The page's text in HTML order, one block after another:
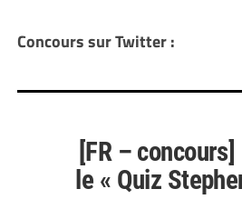
Concours sur Twitter :
[FR –
le « Quiz